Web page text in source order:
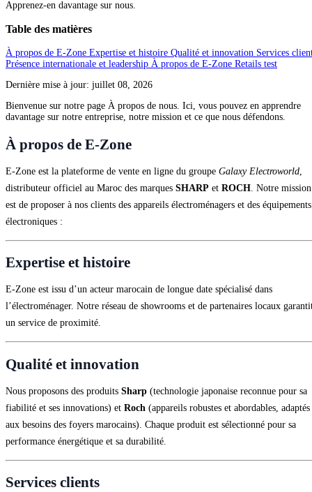
Apprenez-en davantage sur nous.
Table des matières
À propos de E-Zone Expertise et histoire Qualité et innovation Services
Présence internationale et leadership À propos de E-Zone Retails test
Dernière mise à jour: juillet 08, 2026
Bienvenue sur notre page À propos de nous. Ici, vous pouvez en apprendre
davantage sur notre entreprise, notre mission et ce que nous défendons.
À propos de E-Zone
E‑Zone est la plateforme de vente en ligne du groupe Galaxy Electroworld
distributeur officiel au Maroc des marques SHARP et ROCH . Notre mission
est de proposer à nos clients des appareils électroménagers et des équipements
électroniques :
Expertise et histoire
E‑Zone est issu d’un acteur marocain de longue date spécialisé dans
l’électroménager. Notre réseau de showrooms et de partenaires locaux
un service de proximité.
Qualité et innovation
Nous proposons des produits Sharp (technologie japonaise reconnue pour sa
fiabilité et ses innovations) et Roch (appareils robustes et abordables, adaptés
aux besoins des foyers marocains). Chaque produit est sélectionné pour sa
performance énergétique et sa durabilité.
Services clients